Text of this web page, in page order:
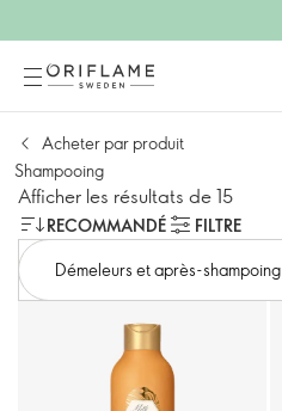
Acheter par produit
Shampooing
Afficher les résultats de 15
RECOMMANDÉ
FILTRE
Démeleurs et après-shampoing